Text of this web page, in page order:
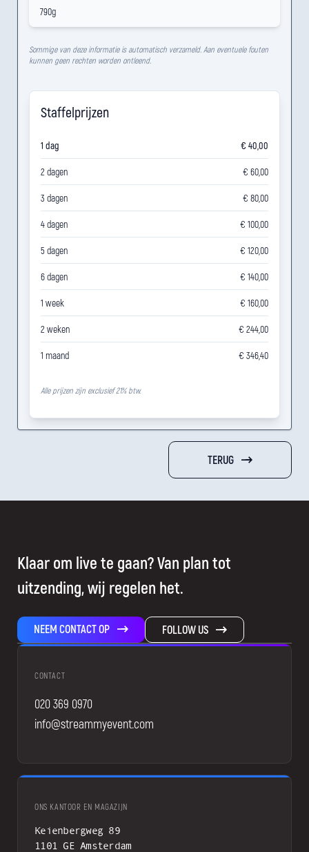
790g
Sommige van deze informatie is automatisch verzameld. Aan eventuele fouten
kunnen geen rechten worden ontleend.
Staffelprijzen
1 dag € 40,00
2 dagen € 60,00
3 dagen € 80,00
4 dagen € 100,00
5 dagen € 120,00
6 dagen € 140,00
1 week € 160,00
2 weken € 244,00
1 maand € 346,40
Alle prijzen zijn exclusief 21% btw.
TERUG
Klaar om live te gaan? Van plan tot
uitzending, wij regelen het.
NEEM CONTACT OP FOLLOW US
CONTACT
020 369 0970
info@streammyevent.com
ONS KANTOOR EN MAGAZIJN
Keienbergweg 89
1101 GE Amsterdam